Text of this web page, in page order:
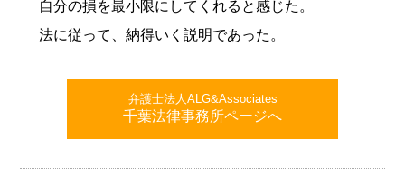
自分の損を最小限にしてくれると感じた。
法に従って、納得いく説明であった。
弁護士法人ALG&Associates
千葉法律事務所ページへ